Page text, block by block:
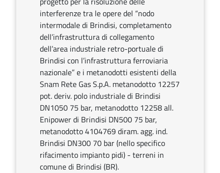
interferenze tra le opere del “nodo
intermodale di Brindisi, completamento
dell’infrastruttura di collegamento
dell’area industriale retro-portuale di
Brindisi con l’infrastruttura ferroviaria
nazionale” e i metanodotti esistenti della
Snam Rete Gas S.p.A. metanodotto 12257
pot. deriv. polo industriale di Brindisi
DN1050 75 bar, metanodotto 12258 all.
Enipower di Brindisi DN500 75 bar,
metanodotto 4104769 diram. agg. ind.
Brindisi DN300 70 bar (nello specifico
rifacimento impianto pidi) - terreni in
comune di Brindisi (BR).